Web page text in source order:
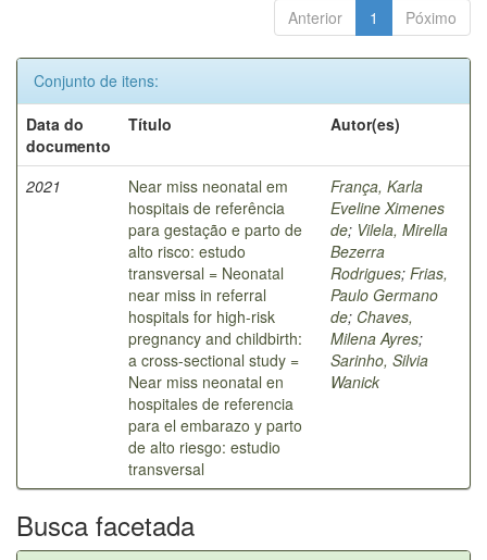
Anterior 1 Póximo
Conjunto de itens:
Data do
documento
Título Autor(es)
2021
Near miss neonatal em
hospitais de referência
para gestação e parto de
alto risco: estudo
transversal = Neonatal
near miss in referral
hospitals for high-risk
pregnancy and childbirth:
a cross-sectional study =
Near miss neonatal en
hospitales de referencia
para el embarazo y parto
de alto riesgo: estudio
transversal
França, Karla
Eveline Ximenes
de; Vilela, Mirella
Bezerra
Rodrigues; Frias,
Paulo Germano
de; Chaves,
Milena Ayres;
Sarinho, Silvia
Wanick
Busca facetada